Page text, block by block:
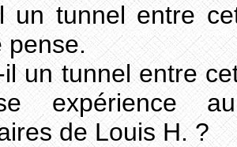
un tunnel entre
pense.
un tunnel entre
de Louis H. ?